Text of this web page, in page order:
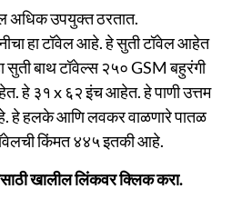
अधिक उपयुक्त ठरतात.
हा टॉवेल आहे. हे सुती टॉवेल आहेत
सुती बाथ टॉवेल्स २५० GSM बहुरंगी
हे ३१ x ६२ इंच आहेत. हे पाणी उत्तम
हे हलके आणि लवकर वाळणारे पातळ
किंमत ४४५ इतकी आहे.
खालील लिंकवर क्लिक करा.